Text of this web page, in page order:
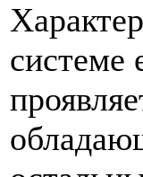
системе